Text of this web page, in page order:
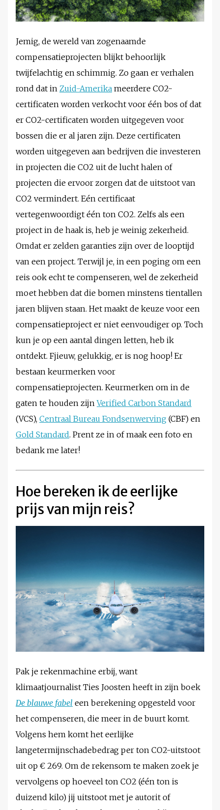
Jemig, de wereld van zogenaamde
compensatieprojecten blijkt behoorlijk
twijfelachtig en schimmig. Zo gaan er verhalen
rond dat in Zuid-Amerika meerdere CO2-
certificaten worden verkocht voor één bos of dat
er CO2-certificaten worden uitgegeven voor
bossen die er al jaren zijn. Deze certificaten
worden uitgegeven aan bedrijven die investeren
in projecten die CO2 uit de lucht halen of
projecten die ervoor zorgen dat de uitstoot van
CO2 vermindert. Eén certificaat
vertegenwoordigt één ton CO2. Zelfs als een
project in de haak is, heb je weinig zekerheid.
Omdat er zelden garanties zijn over de looptijd
van een project. Terwijl je, in een poging om een
reis ook echt te compenseren, wel de zekerheid
moet hebben dat die bomen minstens tientallen
jaren blijven staan. Het maakt de keuze voor een
compensatieproject er niet eenvoudiger op. Toch
kun je op een aantal dingen letten, heb ik
ontdekt. Fjieuw, gelukkig, er is nog hoop! Er
bestaan keurmerken voor
compensatieprojecten. Keurmerken om in de
gaten te houden zijnVerified Carbon Standard
(VCS), Centraal Bureau Fondsenwerving (CBF) en
Gold Standard. Prent ze in of maak een foto en
bedank me later!
Hoe bereken ik de eerlijke
prijs van mijn reis?
Pak je rekenmachine erbij, want
klimaatjournalist Ties Joosten heeft in zijn boek
De blauwe fabel een berekening opgesteld voor
het compenseren, die meer in de buurt komt.
Volgens hem komt het eerlijke
langetermijnschadebedrag per ton CO2-uitstoot
uit op € 269. Om de rekensom te maken zoek je
vervolgens op hoeveel ton CO2 (één ton is
duizend kilo) jij uitstoot met je autorit of